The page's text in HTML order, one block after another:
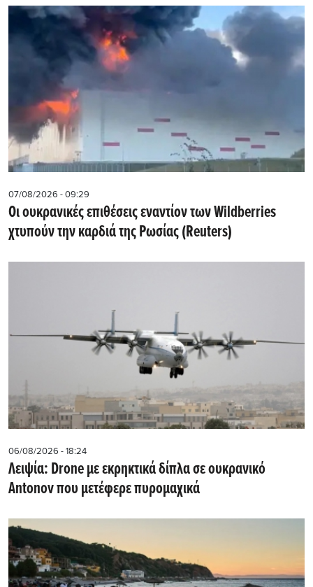
07/08/2026 - 09:29
Οι ουκρανικές επιθέσεις εναντίον των Wildberries
χτυπούν την καρδιά της Ρωσίας (Reuters)
06/08/2026 - 18:24
Λειψία: Drone με εκρηκτικά δίπλα σε ουκρανικό
Antonov που μετέφερε πυρομαχικά